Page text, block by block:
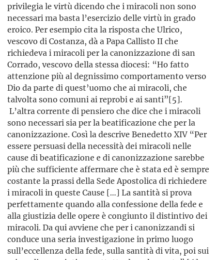
privilegia le virtù dicendo che i miracoli non sono
necessari ma basta l’esercizio delle virtù in grado
eroico. Per esempio cita la risposta che Ulrico,
vescovo di Costanza, dà a Papa Callisto II che
richiedeva i miracoli per la canonizzazione di san
Corrado, vescovo della stessa diocesi: “Ho fatto
attenzione più al degnissimo comportamento verso
Dio da parte di quest’uomo che ai miracoli, che
talvolta sono comuni ai reprobi e ai santi”[5].
L’altra corrente di pensiero che dice che i miracoli
sono necessari sia per la beatificazione che per la
canonizzazione. Così la descrive Benedetto XIV “Per
essere persuasi della necessità dei miracoli nelle
cause di beatificazione e di canonizzazione sarebbe
più che sufficiente affermare che è stata ed è sempre
costante la prassi della Sede Apostolica di richiedere
i miracoli in queste Cause […] La santità si prova
perfettamente quando alla confessione della fede e
alla giustizia delle opere è congiunto il distintivo dei
miracoli. Da qui avviene che per i canonizzandi si
conduce una seria investigazione in primo luogo
sull’eccellenza della fede, sulla santità di vita, poi sui